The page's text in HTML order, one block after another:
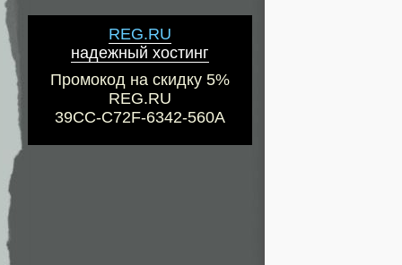
REG.RU
надежный хостинг
Промокод на скидку 5%
REG.RU
39CC-C72F-6342-560A